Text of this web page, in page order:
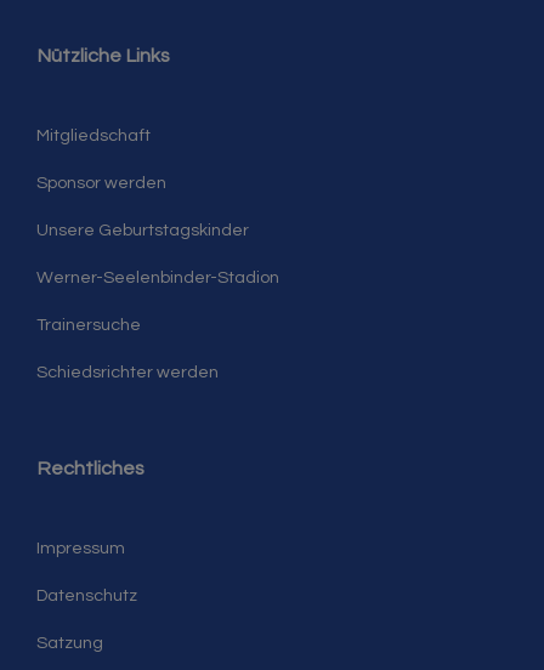
Nützliche Links
Mitgliedschaft
Sponsor werden
Unsere Geburtstagskinder
Werner-Seelenbinder-Stadion
Trainersuche
Schiedsrichter werden
Rechtliches
Impressum
Datenschutz
Satzung